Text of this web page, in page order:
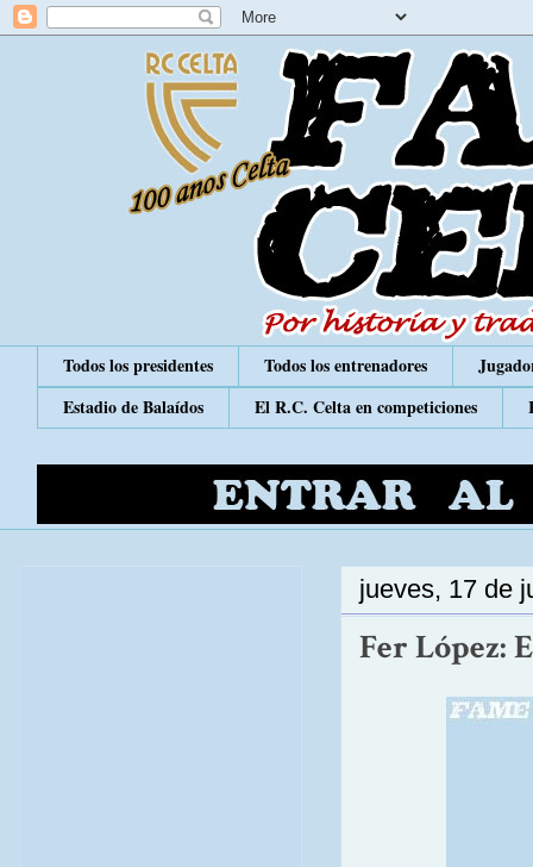
Todos los presidentes Todos los entrenadores
Estadio de Balaídos
El R.C. Celta en competiciones
jueves, 17 de
Fer López: